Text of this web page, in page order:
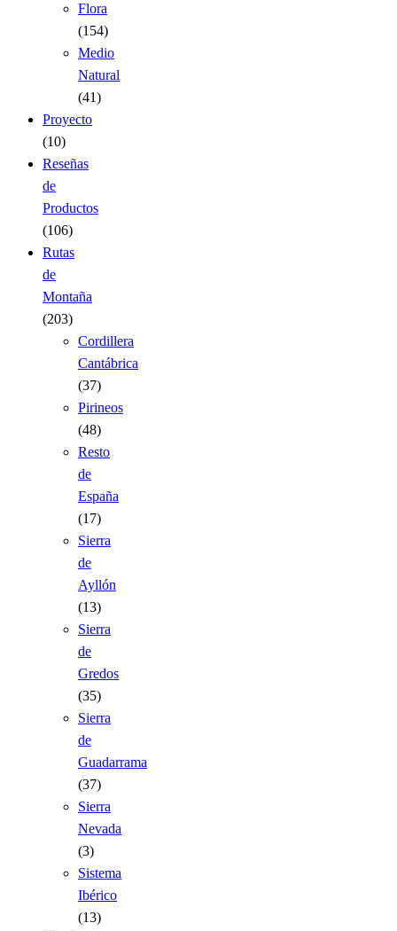
Flora
(154)
Medio
Natural
(41)
Proyecto
(10)
Reseñas
de
Productos
(106)
Rutas
de
Montaña
(203)
Cordillera
Cantábrica
(37)
Pirineos
(48)
Resto
de
España
(17)
Sierra
de
Ayllón
(13)
Sierra
de
Gredos
(35)
Sierra
de
Guadarrama
(37)
Sierra
Nevada
(3)
Sistema
Ibérico
(13)